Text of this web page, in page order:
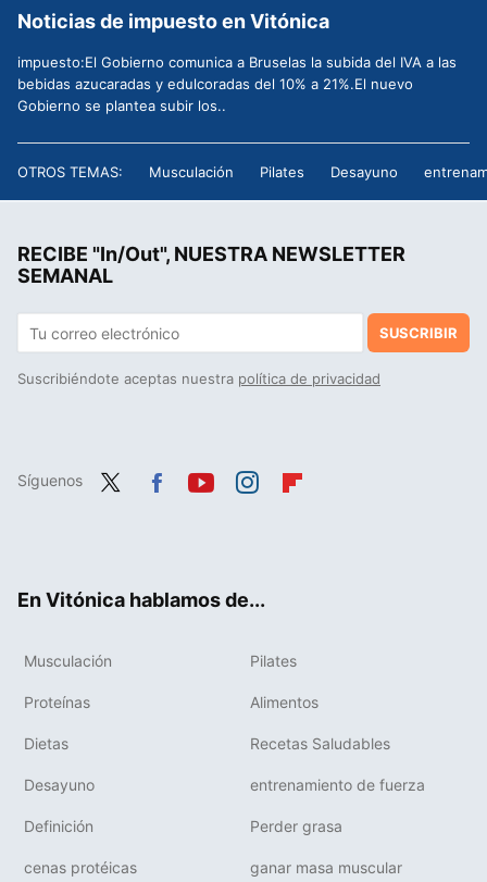
Noticias de impuesto en Vitónica
impuesto:El Gobierno comunica a Bruselas la subida del IVA a las
bebidas azucaradas y edulcoradas del 10% a 21%.El nuevo
Gobierno se plantea subir los..
OTROS TEMAS: Musculación Pilates Desayuno
RECIBE "In/Out", NUESTRA NEWSLETTER
SEMANAL
SUSCRIBIR
Suscribiéndote aceptas nuestra política de privacidad
Síguenos
En Vitónica hablamos de...
Musculación Pilates
Proteínas Alimentos
Dietas Recetas Saludables
Desayuno entrenamiento de fuerza
Definición Perder grasa
cenas protéicas ganar masa muscular